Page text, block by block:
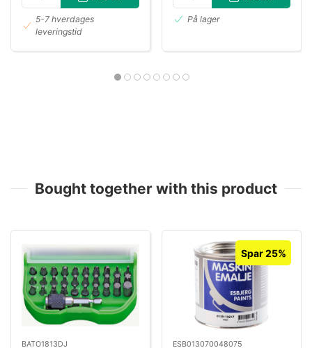
5-7 hverdages
leveringstid
På lager
Bought together with this product
BATO1813DJ
Spar 25%
ESB013070048075